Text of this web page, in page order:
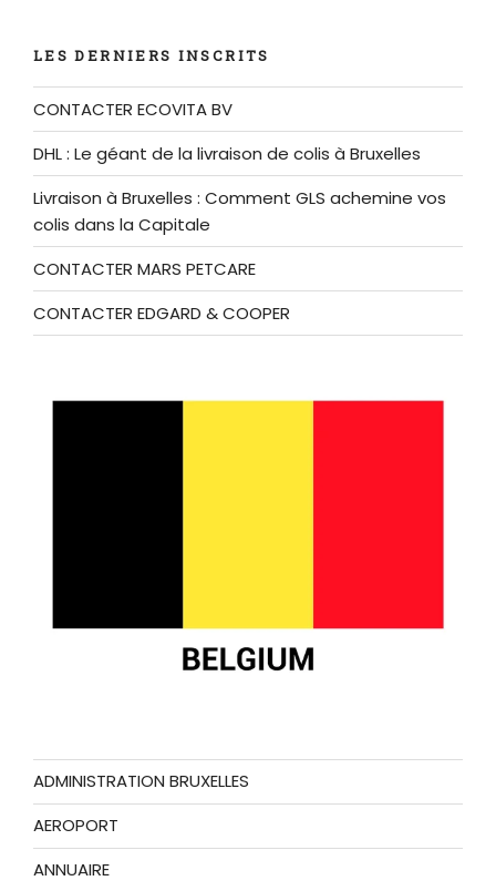
LES DERNIERS INSCRITS
CONTACTER ECOVITA BV
DHL : Le géant de la livraison de colis à Bruxelles
Livraison à Bruxelles : Comment GLS achemine vos
colis dans la Capitale
CONTACTER MARS PETCARE
CONTACTER EDGARD & COOPER
ADMINISTRATION BRUXELLES
AEROPORT
ANNUAIRE